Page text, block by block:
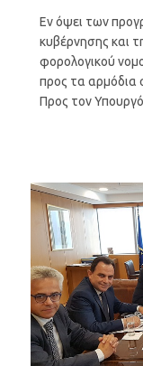
Εν όψει των
κυβέρνησης και
φορολογικού
προς τα αρμόδια
Προς τον